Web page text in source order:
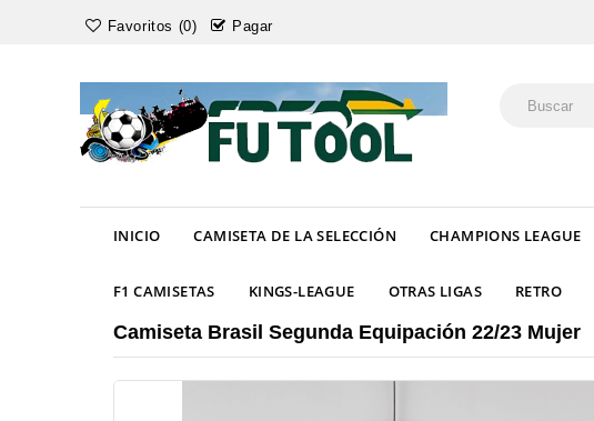
Favoritos (0) Pagar
INICIO CAMISETA DE LA SELECCIÓN CHAMPIONS LEAGUE
F1 CAMISETAS KINGS-LEAGUE OTRAS LIGAS RETRO
Camiseta Brasil Segunda Equipación 22/23 Mujer